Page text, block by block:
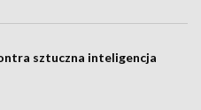
sztuczna inteligencja